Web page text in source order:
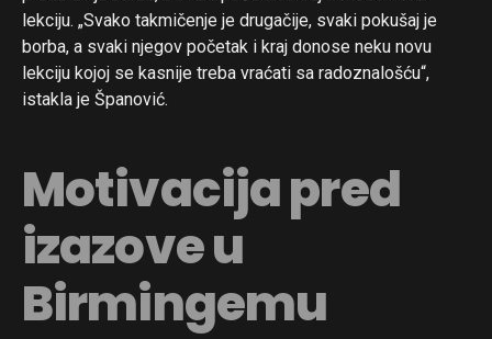
lekciju. „Svako takmičenje je drugačije, svaki pokušaj je
borba, a svaki njegov početak i kraj donose neku novu
lekciju kojoj se kasnije treba vraćati sa radoznalošću“,
istakla je Španović.
Motivacija pred
izazove u
Birmingemu